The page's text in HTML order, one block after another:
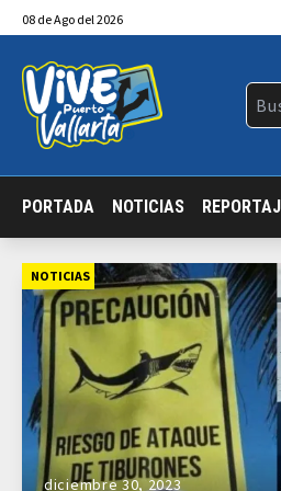
08 deAgo del 2026
PORTADA NOTICIAS
NOTICIAS
diciembre 30, 2023